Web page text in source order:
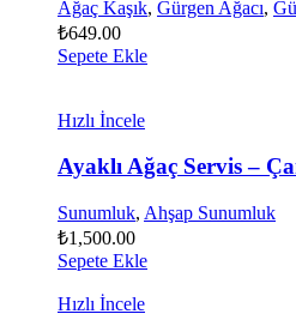
Ağaç Kaşık, Gürgen Ağacı,
₺649.00
Sepete Ekle
Hızlı İncele
Ayaklı Ağaç Servis –
Sunumluk, Ahşap Sunumluk
₺1,500.00
Sepete Ekle
Hızlı İncele